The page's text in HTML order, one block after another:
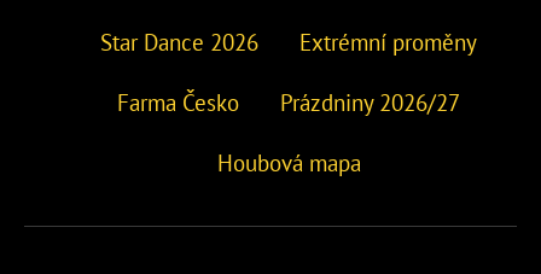
Star Dance 2026 Extrémní proměny
Farma Česko Prázdniny 2026/27
Houbová mapa